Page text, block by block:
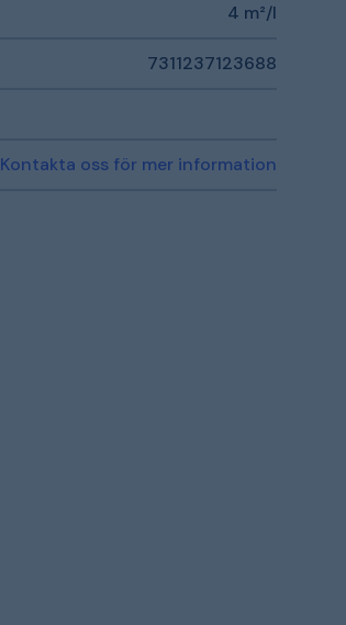
4 m²/l
7311237123688
Kontakta oss för mer information